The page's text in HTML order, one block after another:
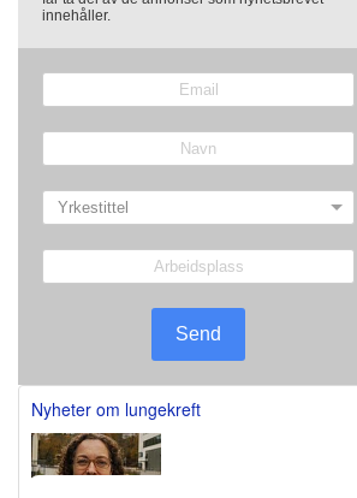
innehåller.
Send
Nyheter om lungekreft